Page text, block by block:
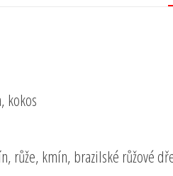
kokos
růže, kmín, brazilské růžové